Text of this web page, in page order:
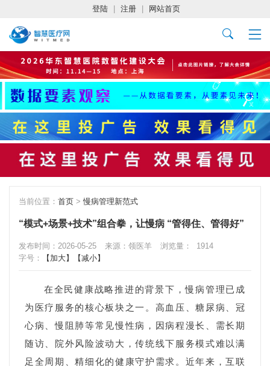
登陆 注册 网站首页
当前位置： 首页 > 慢病管理新范式
“模式+场景+技术”组合拳，让慢病 “管得住、管得好”
发布时间：2026-05-25 来源：领医羊 浏览量：
1914
字号：
【加大】 【减小】
在全民健康战略推进的背景下，慢病管理已成
为医疗服务的核心板块之一。高血压、糖尿病、冠
心病、慢阻肺等常见慢性病，因病程漫长、需长期
随访、院外风险波动大，传统线下服务模式难以满
足全周期、精细化的健康守护需求。近年来，互联